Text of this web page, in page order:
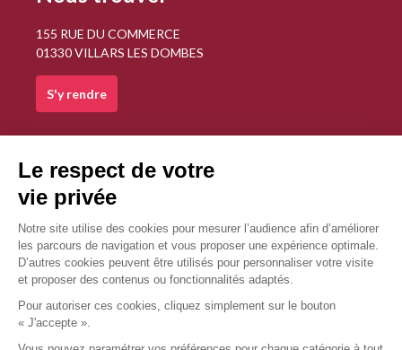
155 RUE DU COMMERCE
01330 VILLARS LES DOMBES
S'y rendre
Nous contacter
gavoilleopticiens.villars@gmail.com
04 74 98 07 76
Nous contacter